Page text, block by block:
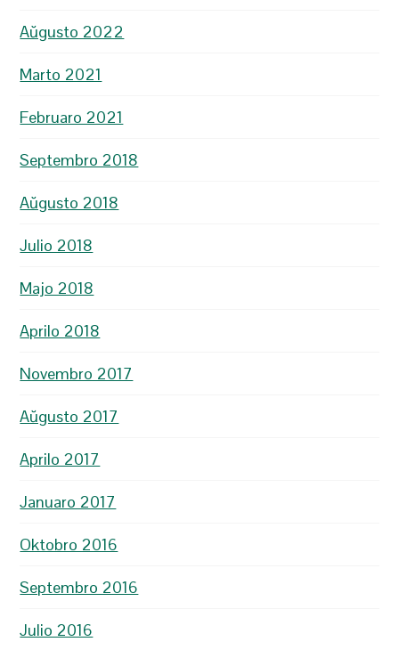
Aŭgusto 2022
Marto 2021
Februaro 2021
Septembro 2018
Aŭgusto 2018
Julio 2018
Majo 2018
Aprilo 2018
Novembro 2017
Aŭgusto 2017
Aprilo 2017
Januaro 2017
Oktobro 2016
Septembro 2016
Julio 2016